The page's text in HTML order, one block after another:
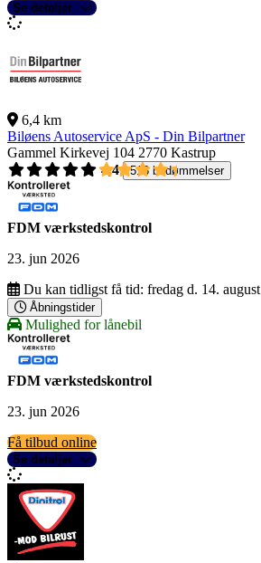
Se detaljer
6,4 km
Biløens Autoservice ApS - Din Bilpartner
Gammel Kirkevej 104 2770 Kastrup
4,4
518 bedømmelser
FDM værkstedskontrol
23. jun 2026
Du kan tidligst få tid: fredag d. 14. august
Åbningstider
Mulighed for lånebil
FDM værkstedskontrol
23. jun 2026
Få tilbud online
Se detaljer